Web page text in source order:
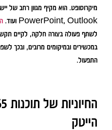
PowerPoint, Outlook ועוד.
לשתף פעולה בצורה חלקה, לקיים
במכשירים ובמיקומים מרובים, ובכך
התפעול.
הייטק